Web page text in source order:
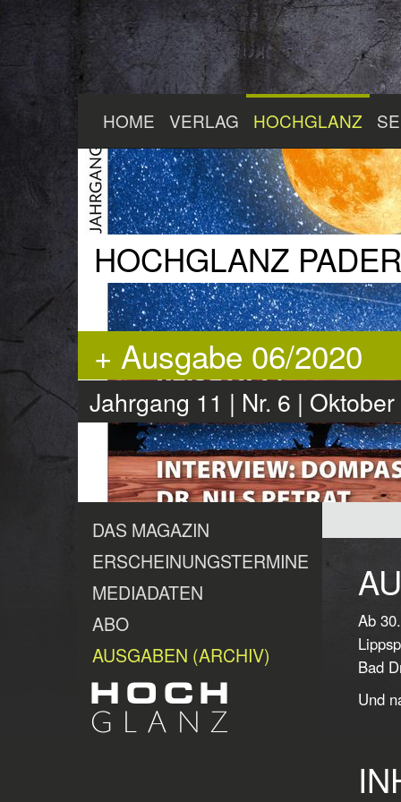
Hauptinhalt
HOME VERLAG HOCHGLANZ
HOCHGLANZ
+ Ausgabe 06/2020
Jahrgang 11 | Nr. 6 |
DAS MAGAZIN
ERSCHEINUNGSTERMINE
MEDIADATEN
ABO
AUSGABEN (ARCHIV)
Ab
Bad
Und